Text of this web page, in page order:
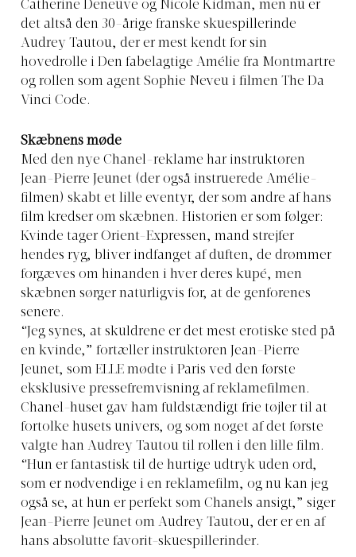
Catherine Deneuve og Nicole Kidman, men nu er
det altså den 30-årige franske skuespillerinde
Audrey Tautou, der er mest kendt for sin
hovedrolle i Den fabelagtige Amélie fra Montmartre
og rollen som agent Sophie Neveu i filmen The Da
Vinci Code.
Skæbnens møde
Med den nye Chanel-reklame har instruktøren
Jean-Pierre Jeunet (der også instruerede Amélie-
filmen) skabt et lille eventyr, der som andre af hans
film kredser om skæbnen. Historien er som følger:
Kvinde tager Orient-Expressen, mand strejfer
hendes ryg, bliver indfanget af duften, de drømmer
forgæves om hinanden i hver deres kupé, men
skæbnen sørger naturligvis for, at de genforenes
senere.
“Jeg synes, at skuldrene er det mest erotiske sted på
en kvinde,” fortæller instruktøren Jean-Pierre
Jeunet, som ELLE mødte i Paris ved den første
eksklusive pressefremvisning af reklamefilmen.
Chanel-huset gav ham fuldstændigt frie tøjler til at
fortolke husets univers, og som noget af det første
valgte han Audrey Tautou til rollen i den lille film.
“Hun er fantastisk til de hurtige udtryk uden ord,
som er nødvendige i en reklamefilm, og nu kan jeg
også se, at hun er perfekt som Chanels ansigt,” siger
Jean-Pierre Jeunet om Audrey Tautou, der er en af
hans absolutte favorit-skuespillerinder.